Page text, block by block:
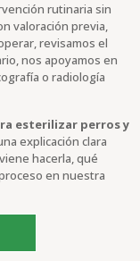
rutinaria sin
valoración previa,
revisamos el
nos apoyamos en
o radiología
esterilizar perros y
explicación clara
hacerla, qué
en nuestra